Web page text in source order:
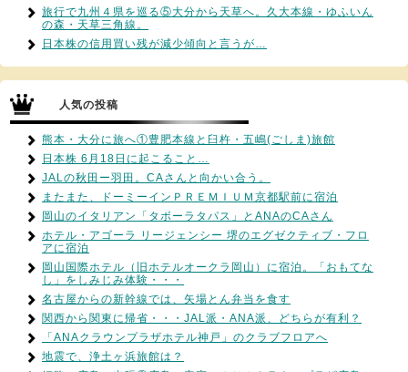
旅行で九州４県を巡る⑤大分から天草へ。久大本線・ゆふいん
の森・天草三角線。
日本株の信用買い残が減少傾向と言うが…
人気の投稿
熊本・大分に旅へ①豊肥本線と臼杵・五嶋(ごしま)旅館
日本株 6月18日に起こること…
JALの秋田ー羽田。CAさんと向かい合う。
またまた、ドーミーインＰＲＥＭＩＵＭ京都駅前に宿泊
岡山のイタリアン「タボーラタパス」とANAのCAさん
ホテル・アゴーラ リージェンシー 堺のエグゼクティブ・フロ
アに宿泊
岡山国際ホテル（旧ホテルオークラ岡山）に宿泊。「おもてな
し」をしみじみ体験・・・
名古屋からの新幹線では、矢場とん弁当を食す
関西から関東に帰省・・・JAL派・ANA派、どちらが有利？
「ANAクラウンプラザホテル神戸」のクラブフロアへ
地震で、浄土ヶ浜旅館は？